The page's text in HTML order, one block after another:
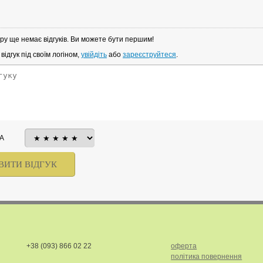
ще немає відгуків. Ви можете бути першим!
під своїм логіном, увійдіть або зареєструйтеся.
+38 (093) 866 02 22
оферта
політика повернення